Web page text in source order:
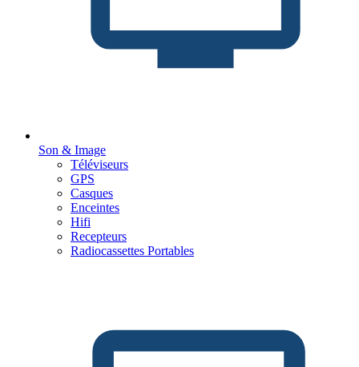
Son & Image
Téléviseurs
GPS
Casques
Enceintes
Hifi
Recepteurs
Radiocassettes Portables